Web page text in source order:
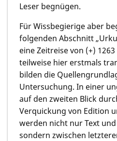
Leser begnügen.
Für Wissbegierige aber
folgenden Abschnitt
eine Zeitreise von (+) 1263
teilweise hier erstmals
bilden die
Untersuchung. In einer
auf den zweiten Blick
Verquickung von Edition
werden nicht nur Text
sondern zwischen